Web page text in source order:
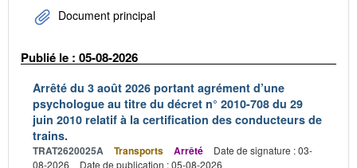
Document principal
Publié le : 05-08-2026
Arrêté du 3 août 2026 portant agrément d’une
psychologue au titre du décret n° 2010-708 du 29
juin 2010 relatif à la certification des conducteurs de
trains.
TRAT2620025A Transports Arrêté
Date de signature : 03-
08-2026
Date de publication : 05-08-2026